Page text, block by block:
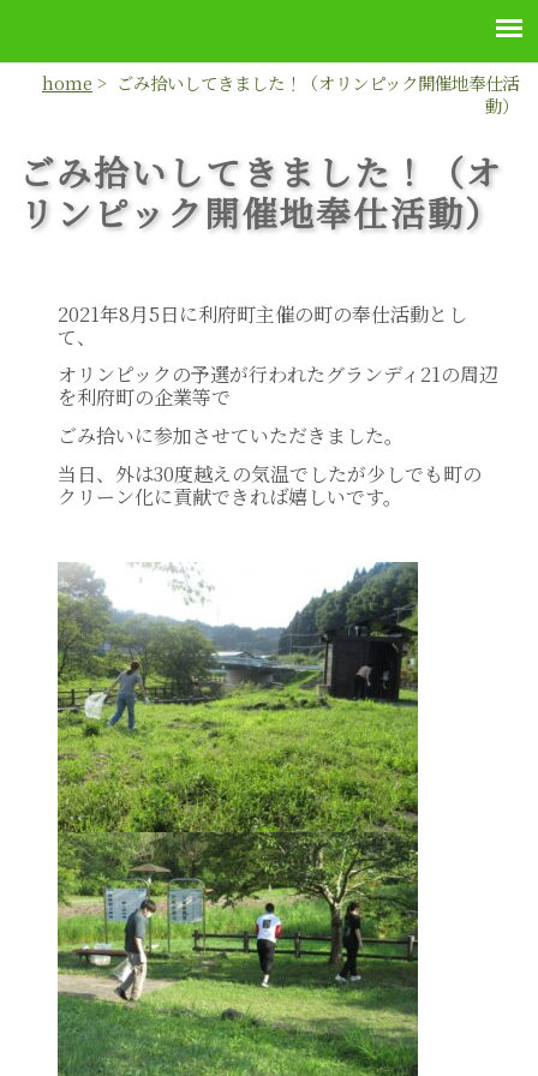
home > ごみ拾いしてきました！（オリンピック開催地奉仕活
動）
ごみ拾いしてきました！（オ
リンピック開催地奉仕活動）
2021年8月5日に利府町主催の町の奉仕活動とし
て、
オリンピックの予選が行われたグランディ21の周辺
を利府町の企業等で
ごみ拾いに参加させていただきました。
当日、外は30度越えの気温でしたが少しでも町の
クリーン化に貢献できれば嬉しいです。